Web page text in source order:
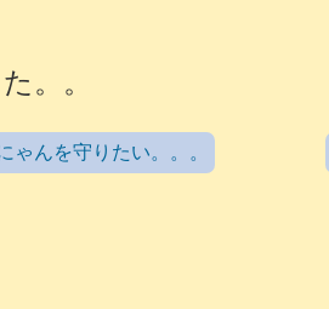
。。
んを守りたい。。。